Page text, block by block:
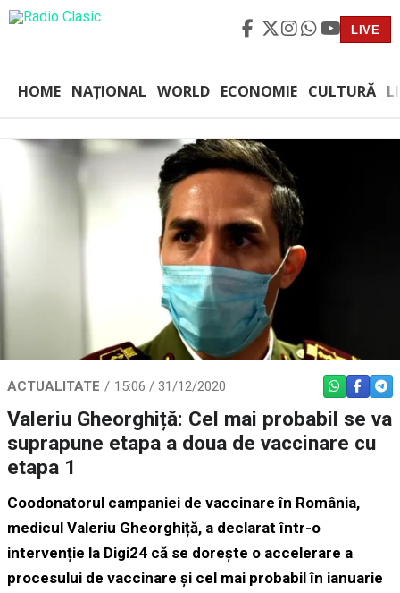
LIVE
HOME NAȚIONAL WORLD ECONOMIE CULTURĂ
ACTUALITATE 15:06 / 31/12/2020 WHATSAPP
Valeriu Gheorghiță: Cel mai probabil se va
suprapune etapa a doua de vaccinare cu
etapa 1
Coodonatorul campaniei de vaccinare în România,
medicul Valeriu Gheorghiță, a declarat într-o
intervenție la Digi24 că se dorește o accelerare a
procesului de vaccinare și cel mai probabil în ianuarie